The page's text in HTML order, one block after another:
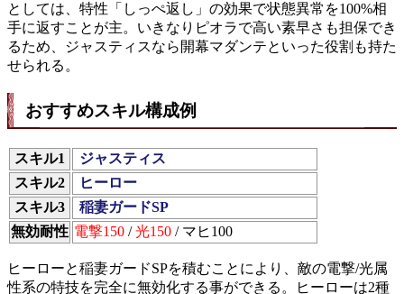
としては、特性「しっぺ返し」の効果で状態異常を100%相
手に返すことが主。いきなりピオラで高い素早さも担保でき
るため、ジャスティスなら開幕マダンテといった役割も持た
せられる。
おすすめスキル構成例
スキル1
ジャスティス
スキル2
ヒーロー
スキル3
稲妻ガードSP
無効耐性 電撃150 /光150 / マヒ100
ヒーローと稲妻ガードSPを積むことにより、敵の電撃/光属
性系の特技を完全に無効化する事ができる。ヒーローは2種